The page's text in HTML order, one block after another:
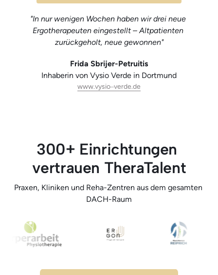
"In nur wenigen Wochen haben wir drei neue
Ergotherapeuten eingestellt – Altpatienten
zurückgeholt, neue gewonnen"
Frida Sbrijer-Petruitis
Inhaberin von Vysio Verde in Dortmund
www.vysio‒verde.de
300+ Einrichtungen
vertrauen TheraTalent
Praxen, Kliniken und Reha-Zentren aus dem gesamten
DACH-Raum